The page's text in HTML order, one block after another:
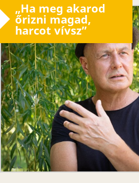
„Ha meg akarod
őrizni magad,
harcot vívsz”